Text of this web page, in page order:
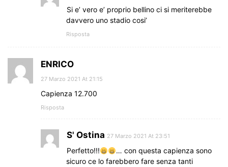
Si e’ vero e’ proprio bellino ci si meriterebbe
davvero uno stadio cosi’
Risposta
ENRICO
27 Marzo 2021 At 21:15
Capienza 12.700
Risposta
S' Ostina 27 Marzo 2021 At 23:51
Perfetto!!!
… con questa capienza sono
sicuro ce lo farebbero fare senza tanti